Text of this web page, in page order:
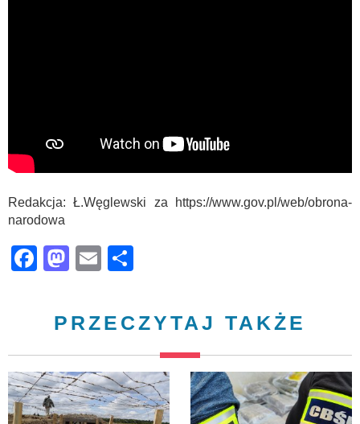
Redakcja: Ł.Węglewski za https://www.gov.pl/web/obrona-
narodowa
Facebook
Mastodon
Email
PRZECZYTAJ TAKŻE